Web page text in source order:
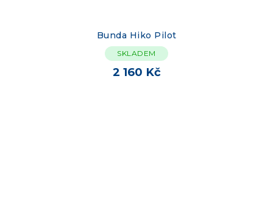
Bunda Hiko Pilot
SKLADEM
2 160 Kč